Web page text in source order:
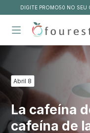
FRETE GRÁTIS
Abril 8
La cafeína
cafeína de